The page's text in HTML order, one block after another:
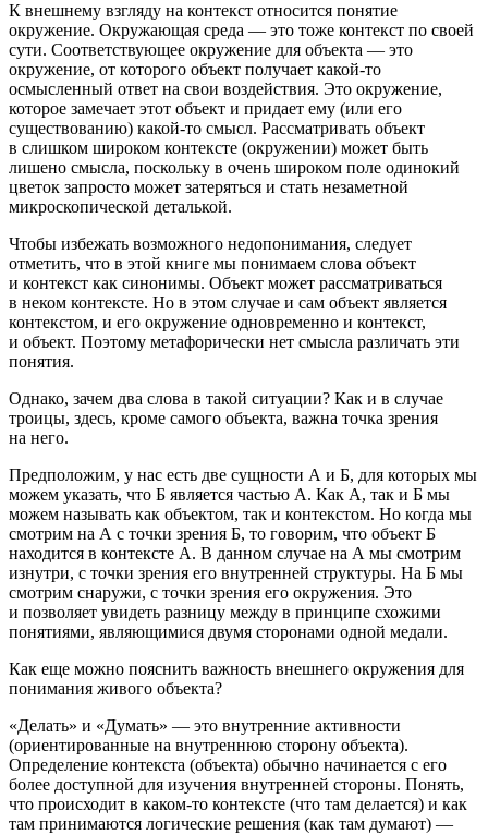
К внешнему взгляду на контекст относится понятие
окружение. Окружающая среда — это тоже контекст по своей
сути. Соответствующее окружение для объекта — это
окружение, от которого объект получает какой-то
осмысленный ответ на свои воздействия. Это окружение,
которое замечает этот объект и придает ему (или его
существованию) какой-то смысл. Рассматривать объект
в слишком широком контексте (окружении) может быть
лишено смысла, поскольку в очень широком поле одинокий
цветок запросто может затеряться и стать незаметной
микроскопической деталькой.
Чтобы избежать возможного недопонимания, следует
отметить, что в этой книге мы понимаем слова объект
и контекст как синонимы. Объект может рассматриваться
в неком контексте. Но в этом случае и сам объект является
контекстом, и его окружение одновременно и контекст,
и объект. Поэтому метафорически нет смысла различать эти
понятия.
Однако, зачем два слова в такой ситуации? Как и в случае
троицы, здесь, кроме самого объекта, важна точка зрения
на него.
Предположим, у нас есть две сущности А и Б, для которых мы
можем указать, что Б является частью А. Как А, так и Б мы
можем называть как объектом, так и контекстом. Но когда мы
смотрим на А с точки зрения Б, то говорим, что объект Б
находится в контексте А. В данном случае на А мы смотрим
изнутри, с точки зрения его внутренней структуры. На Б мы
смотрим снаружи, с точки зрения его окружения. Это
и позволяет увидеть разницу между в принципе схожими
понятиями, являющимися двумя сторонами одной медали.
Как еще можно пояснить важность внешнего окружения для
понимания живого объекта?
«Делать» и «Думать» — это внутренние активности
(ориентированные на внутреннюю сторону объекта).
Определение контекста (объекта) обычно начинается с его
более доступной для изучения внутренней стороны. Понять,
что происходит в каком-то контексте (что там делается) и как
там принимаются логические решения (как там думают) —